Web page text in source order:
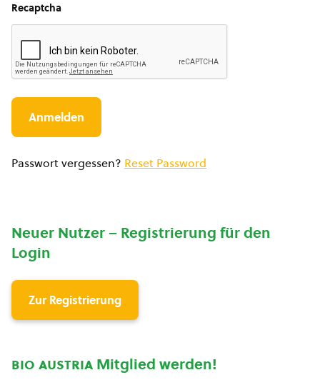
Recaptcha
Passwort vergessen? Reset Password
Neuer Nutzer – Registrierung für den
Login
Zur Registrierung
bio austria Mitglied werden!